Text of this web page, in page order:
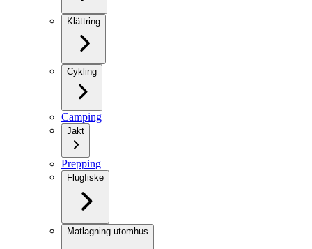
Klättring
Cykling
Camping
Jakt
Prepping
Flugfiske
Matlagning utomhus